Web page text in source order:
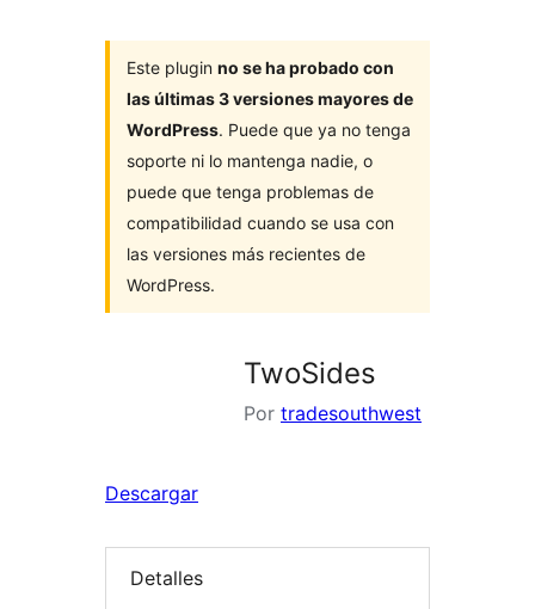
Este plugin no se ha probado con
las últimas 3 versiones mayores de
WordPress. Puede que ya no tenga
soporte ni lo mantenga nadie, o
puede que tenga problemas de
compatibilidad cuando se usa con
las versiones más recientes de
WordPress.
TwoSides
Por tradesouthwest
Descargar
Detalles